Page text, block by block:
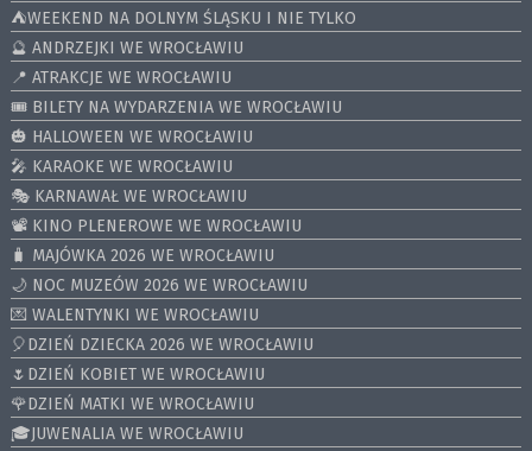
⛺️WEEKEND NA DOLNYM ŚLĄSKU I NIE TYLKO
🔮 ANDRZEJKI WE WROCŁAWIU
📍 ATRAKCJE WE WROCŁAWIU
🎟️ BILETY NA WYDARZENIA WE WROCŁAWIU
🎃 HALLOWEEN WE WROCŁAWIU
🎤 KARAOKE WE WROCŁAWIU
🎭 KARNAWAŁ WE WROCŁAWIU
📽️ KINO PLENEROWE WE WROCŁAWIU
🧳 MAJÓWKA 2026 WE WROCŁAWIU
🌙 NOC MUZEÓW 2026 WE WROCŁAWIU
💌 WALENTYNKI WE WROCŁAWIU
🎈DZIEŃ DZIECKA 2026 WE WROCŁAWIU
🌷DZIEŃ KOBIET WE WROCŁAWIU
🌹DZIEŃ MATKI WE WROCŁAWIU
🎓JUWENALIA WE WROCŁAWIU